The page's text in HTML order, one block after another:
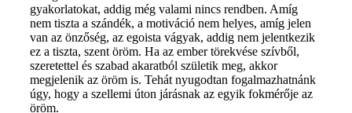
gyakorlatokat, addig még valami nincs rendben. Amíg
nem tiszta a szándék, a motiváció nem helyes, amíg jelen
van az önzőség, az egoista vágyak, addig nem jelentkezik
ez a tiszta, szent öröm. Ha az ember törekvése szívből,
szeretettel és szabad akaratból születik meg, akkor
megjelenik az öröm is. Tehát nyugodtan fogalmazhatnánk
úgy, hogy a szellemi úton járásnak az egyik fokmérője az
öröm.